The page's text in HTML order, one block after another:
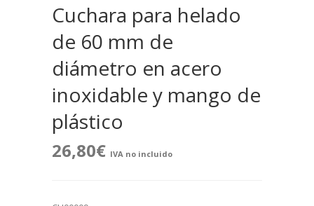
Cuchara para helado
de 60 mm de
diámetro en acero
inoxidable y mango de
plástico
26,80€ IVA no incluido